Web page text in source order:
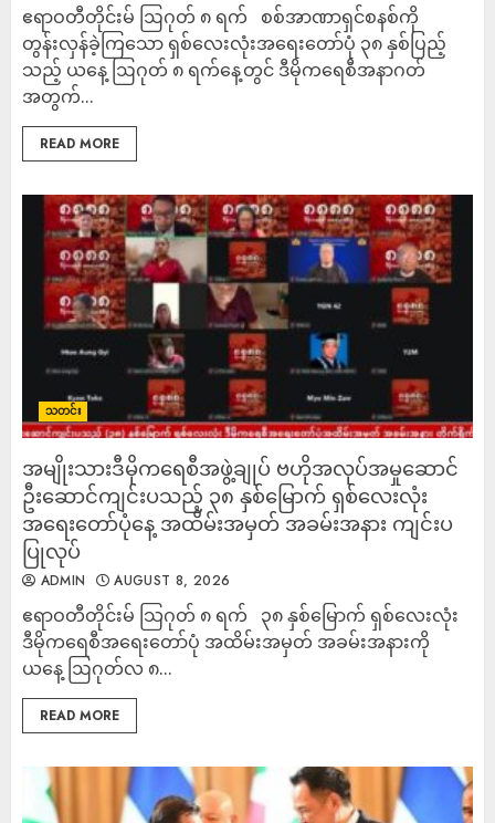
ဧရာဝတီတိုင်းမ် ဩဂုတ် ၈ ရက် စစ်အာဏာရှင်စနစ်ကို
တွန်းလှန်ခဲ့ကြသော ရှစ်လေးလုံးအရေးတော်ပုံ ၃၈ နှစ်ပြည့်
သည့် ယနေ့ ဩဂုတ် ၈ ရက်နေ့တွင် ဒီမိုကရေစီအနာဂတ်
အတွက်...
READ MORE
သတင်း
အမျိုးသားဒီမိုကရေစီအဖွဲ့ချုပ် ဗဟိုအလုပ်အမှုဆောင်
ဦးဆောင်ကျင်းပသည့် ၃၈ နှစ်မြောက် ရှစ်လေးလုံး
အရေးတော်ပုံနေ့ အထိမ်းအမှတ် အခမ်းအနား ကျင်းပ
ပြုလုပ်
ADMIN AUGUST 8, 2026
ဧရာဝတီတိုင်းမ် သြဂုတ် ၈ ရက် ၃၈ နှစ်မြောက် ရှစ်လေးလုံး
ဒီမိုကရေစီအရေးတော်ပုံ အထိမ်းအမှတ် အခမ်းအနားကို
ယနေ့ ဩဂုတ်လ ၈...
READ MORE